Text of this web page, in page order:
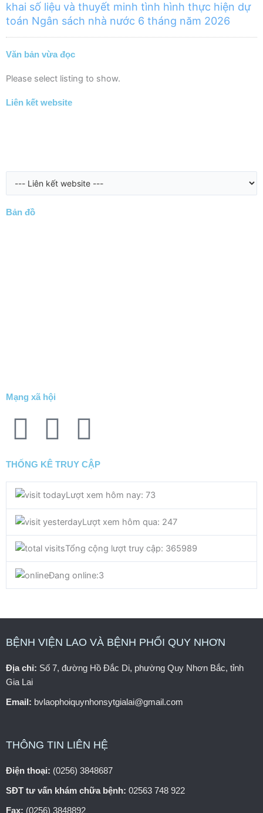
khai số liệu và thuyết minh tình hình thực hiện dự
toán Ngân sách nhà nước 6 tháng năm 2026
Văn bản vừa đọc
Please select listing to show.
Liên kết website
Bản đồ
Mạng xã hội
F
a
c
e
b
o
k
T
w
i
t
t
e
Y
o
u
t
u
b
THỐNG KÊ TRUY CẬP
Lượt xem hôm nay: 73
Lượt xem hôm qua: 247
Tổng cộng lượt truy cập: 365989
Đang online:3
BỆNH VIỆN LAO VÀ BỆNH PHỔI QUY NHƠN
Địa chỉ: Số 7, đường Hồ Đắc Di, phường Quy Nhơn Bắc, tỉnh
Gia Lai
Email: bvlaophoiquynhonsytgialai@gmail.com
THÔNG TIN LIÊN HỆ
Điện thoại: (0256) 3848687
SĐT tư vấn khám chữa bệnh: 02563 748 922
Fax: (0256) 3848892